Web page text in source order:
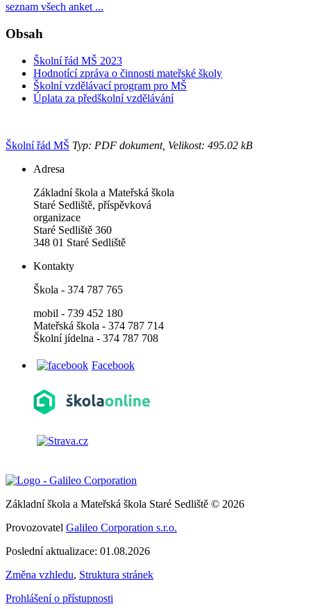
seznam všech anket ...
Obsah
Školní řád MŠ 2023
Hodnotící zpráva o činnosti mateřské školy
Školní vzdělávací program pro MŠ
Úplata za předškolní vzdělávání
Školní řád MŠ Typ: PDF dokument, Velikost: 495.02 kB
Adresa
Základní škola a Mateřská škola
Staré Sedliště, příspěvková
organizace
Staré Sedliště 360
348 01 Staré Sedliště
Kontakty
Škola - 374 787 765
mobil - 739 452 180
Mateřská škola - 374 787 714
Školní jídelna - 374 787 708
Facebook
Základní škola a Mateřská škola Staré Sedliště © 2026
Provozovatel Galileo Corporation s.r.o.
Poslední aktualizace: 01.08.2026
Změna vzhledu, Struktura stránek
Prohlášení o přístupnosti